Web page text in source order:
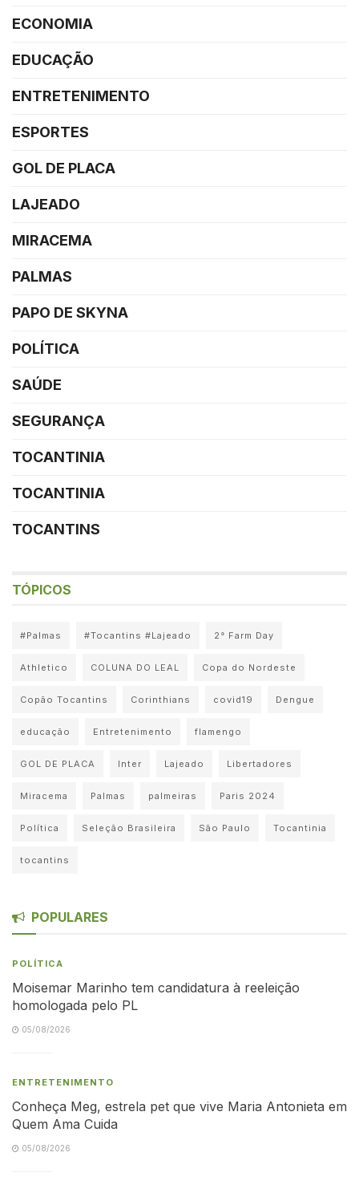
ECONOMIA
EDUCAÇÃO
ENTRETENIMENTO
ESPORTES
GOL DE PLACA
LAJEADO
MIRACEMA
PALMAS
PAPO DE SKYNA
POLÍTICA
SAÚDE
SEGURANÇA
TOCANTINIA
TOCANTINIA
TOCANTINS
TÓPICOS
#Palmas #Tocantins #Lajeado 2° Farm Day
Athletico COLUNA DO LEAL Copa do Nordeste
Copão Tocantins Corinthians covid19 Dengue
educação Entretenimento flamengo
GOL DE PLACA Inter Lajeado Libertadores
Miracema Palmas palmeiras Paris 2024
Política Seleção Brasileira São Paulo Tocantinia
tocantins
POPULARES
POLÍTICA
Moisemar Marinho tem candidatura à reeleição
homologada pelo PL
05/08/2026
ENTRETENIMENTO
Conheça Meg, estrela pet que vive Maria Antonieta em
Quem Ama Cuida
05/08/2026